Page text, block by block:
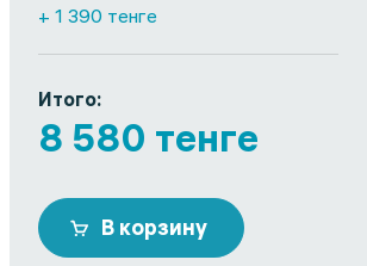
+ 1 390 тенге
Итого:
8 580 тенге
В корзину